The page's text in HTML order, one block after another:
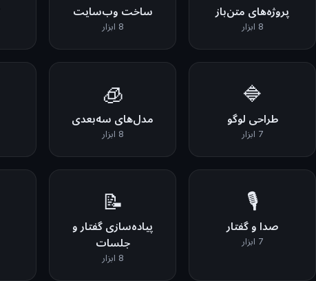
پروژه‌های متن‌باز
8 ابزار
ساخت وب‌سایت
8 ابزار
🔷
طراحی لوگو
7 ابزار
🧊
مدل‌های سه‌بعدی
8 ابزار
🎙️
صدا و گفتار
7 ابزار
📝
پیاده‌سازی گفتار و
جلسات
8 ابزار